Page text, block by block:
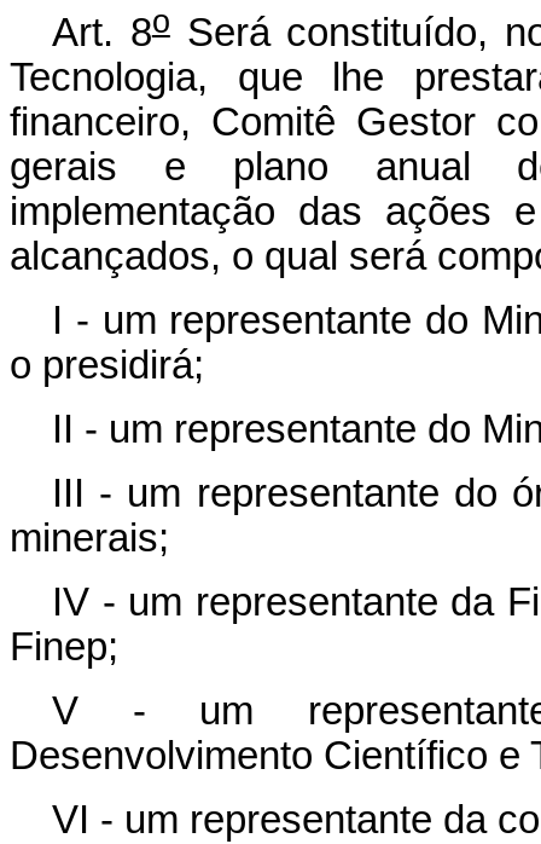
Art. 8oSerá constituído,
Tecnologia, que lhe
financeiro, Comitê Gestor
gerais e plano anual
implementação das ações
alcançados, o qual será
I - um representante do
o presidirá;
II - um representante do
III - um representante do
minerais;
IV - um representante da
Finep;
V - um
Desenvolvimento Científico e
VI - um representante da